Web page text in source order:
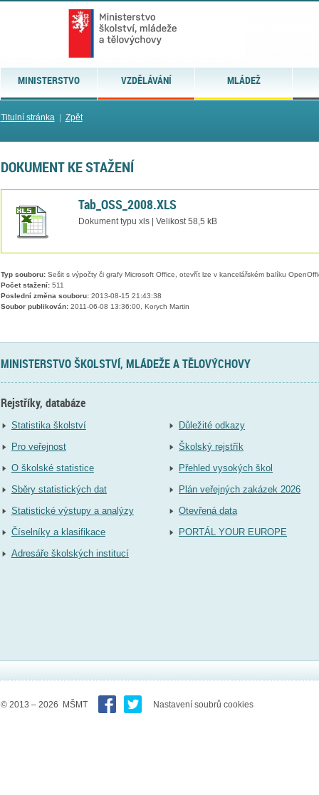
MINISTERSTVO VZDĚLÁVÁNÍ MLÁDEŽ
Titulní stránka| Zpět
DOKUMENT KE STAŽENÍ
Tab_OSS_2008.XLS
Dokument typu xls | Velikost 58,5 kB
Typ souboru:Sešit s výpočty či grafy Microsoft Office, otevřít lze v kancelářském balíku
Počet stažení:511
Poslední změna souboru:2013-08-15 21:43:38
Soubor publikován:2011-06-08 13:36:00, Korych Martin
MINISTERSTVO ŠKOLSTVÍ, MLÁDEŽE A TĚLOVÝCHOVY
Rejstříky, databáze
Statistika školství
Pro veřejnost
O školské statistice
Sběry statistických dat
Statistické výstupy a analýzy
Číselníky a klasifikace
Adresáře školských institucí
Důležité odkazy
Školský rejstřík
Přehled vysokých škol
Plán veřejných zakázek 2026
Otevřená data
PORTÁL YOUR EUROPE
© 2013 – 2026 MŠMT Nastavení soubrů cookies